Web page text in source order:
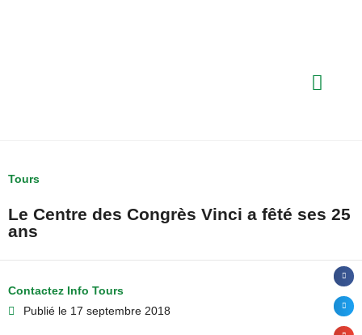
Tours
Le Centre des Congrès Vinci a fêté ses 25
ans
Contactez Info Tours
Publié le 17 septembre 2018